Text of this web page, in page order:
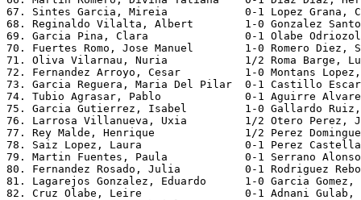
67. Sintes Garcia, Mireia            0-1 Lopez Grana,
68. Reginaldo Vilalta, Albert        1-0 Gonzalez
69. Garcia Pina, Clara               0-1 Olabe
70. Fuertes Romo, Jose Manuel        1-0 Romero Diez,
71. Oliva Vilarnau, Nuria            1/2 Roma Barge,
72. Fernandez Arroyo, Cesar          1-0 Montans
73. Garcia Reguera, Maria Del Pilar  0-1 Castillo
74. Tubio Agrasar, Pablo             0-1 Aguirre
75. Garcia Gutierrez, Isabel         1-0 Gallardo Ruiz,
76. Larrosa Villanueva, Uxia         1/2 Otero Perez,
77. Rey Malde, Henrique              1/2 Perez
78. Saiz Lopez, Laura                0-1 Perez
79. Martin Fuentes, Paula            0-1 Serrano
80. Fernandez Rosado, Julia          0-1 Rodriguez
81. Lagarejos Gonzalez, Eduardo      1-0 Garcia Gomez,
82. Cruz Olabe, Leire                0-1 Adnani Gulab,